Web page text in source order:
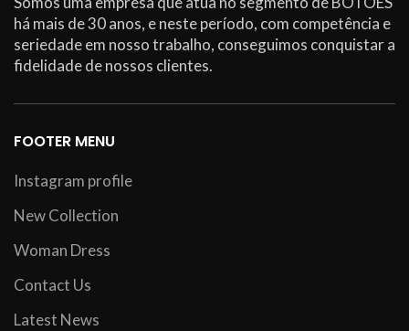
há mais de 30 anos, e neste período, com competência e
seriedade em nosso trabalho, conseguimos conquistar a
fidelidade de nossos clientes.
FOOTER MENU
Instagram profile
New Collection
Woman Dress
Contact Us
Latest News